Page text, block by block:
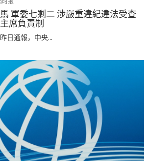
軍委七剩二 涉嚴重違紀違法受查
席負責制
日通報，中央...